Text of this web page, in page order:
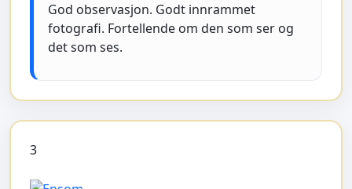
God observasjon. Godt innrammet
fotografi. Fortellende om den som ser og
det som ses.
3